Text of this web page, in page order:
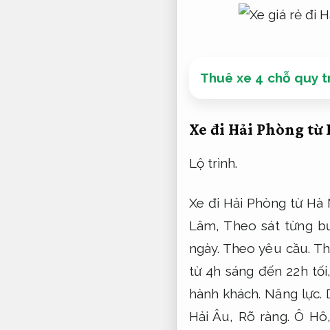
Thuê xe 4 chỗ quy
Xe đi Hải Phòng từ
Lộ trình.
Xe đi Hải Phòng từ
Lâm, Theo sát từng
ngày. Theo yêu cầu.
từ 4h sáng đến 22h tối,
hành khách. Năng lực.
Hải Âu, Rõ ràng. Ô Hô,